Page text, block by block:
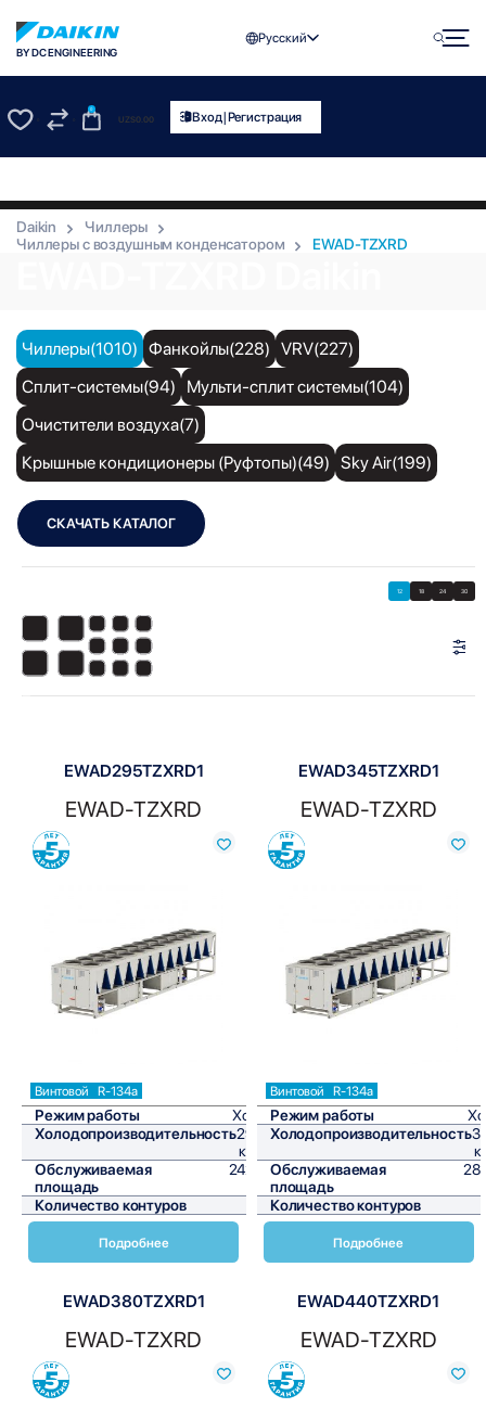
BY DC ENGINEERING
Русский
0
UZS0.00 Вход|Регистрация
Daikin
Чиллеры
Чиллеры с воздушным конденсатором
EWAD-TZXRD
Чиллеры(1010) Фанкойлы(228) VRV(227)
Сплит-системы(94)
Мульти-сплит системы(104)
Очистители воздуха(7)
Крышные кондиционеры (Руфтопы)(49) Sky Air(199)
СКАЧАТЬ КАТАЛОГ
12 18 24 30
Показать:
EWAD295TZXRD1
EWAD-TZXRD
Сравнить
Винтовой R-134a
Режим работы
Холод
Холодопроизводительность290,7
кВт/ч
Обслуживаемая
площадь
2422,5
м²
Количество контуров
1
Подробнее
EWAD345TZXRD1
EWAD-TZXRD
Сравнить
Винтовой R-134a
Режим работы
Холодопроизводительность
Обслуживаемая
площадь
Количество контуров
Подробнее
EWAD380TZXRD1
EWAD-TZXRD
EWAD440TZXRD1
EWAD-TZXRD